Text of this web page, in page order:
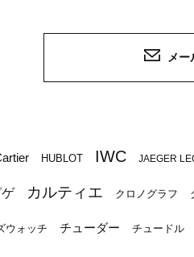
メ
HUBLOT IWC JAEGER
カルティエ クロノグラフ
ウォッチ チューダー チュードル